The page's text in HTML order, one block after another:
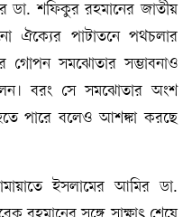
ডা. শফিকুর রহমানের জাতীয়
ঐক্যের পাটাতনে পথচলার
গোপন সমঝোতার সম্ভাবনাও
বরং সে সমঝোতার অংশ
পারে বলেও আশঙ্কা করছে
ইসলামের আমির ডা.